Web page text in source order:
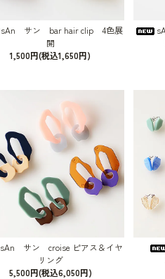
sAn サン bar hair clip 4色展
開
1,500円(税込1,650円)
sAn サン croise ピアス＆イヤ
リング
5,500円(税込6,050円)